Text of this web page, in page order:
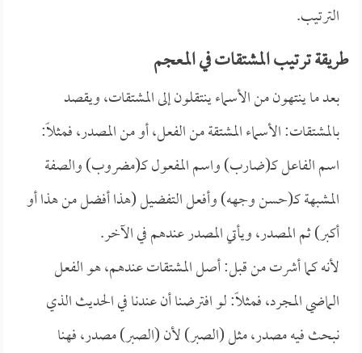
الترتيب.
طريقة ترتيب المشتقات في المعجم
بعد ما ينتهون من الأسماء ينتقلون إلى المشتقات، ويقصد
بالمشتقات: الأسماء المشتقة من الفعل، أو من المصدر، فمثلاً:
اسم الفاعل كـ(ضارب) واسم المفعول كـ(مضروب) والصفة
المشبهة كـ(حسن وجهه) وأفعل التفضيل (هذا أفضل من هذا أو
أكبر) ثم المصدر، ويأتي المصدر عندهم في الآخر.
لأنه كما أشرت من قبل: أصل المشتقات عندهم، هو الفعل
الماضي المجرد، فمثلاً: لو افترضنا أن عندنا في الحديث الذي
نبحث فيه مصدر، مثل (الصبر) لأن (الصبر) مصدر، فهنا